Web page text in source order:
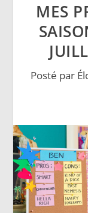
MES
Posté par